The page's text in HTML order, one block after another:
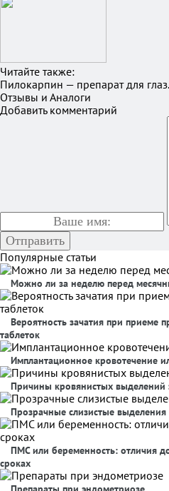
Читайте также:
Пилокарпин — препарат для
Отзывы и Аналоги
Добавить комментарий
Популярные статьи
Можно ли за неделю перед
Вероятность зачатия при приеме
таблеток
Имплантационное кровотечение
Причины кровянистых выделений
Прозрачные слизистые выделения
ПМС или беременность: отличия
сроках